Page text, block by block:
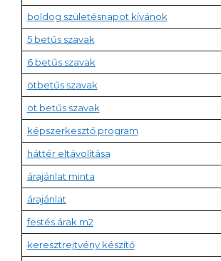
boldog születésnapot kívánok
5 betűs szavak
6 betűs szavak
ötbetűs szavak
öt betűs szavak
képszerkesztő program
háttér eltávolítása
árajánlat minta
árajánlat
festés árak m2
keresztrejtvény készítő